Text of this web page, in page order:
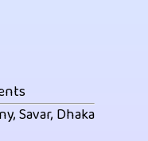
Savar, Dhaka